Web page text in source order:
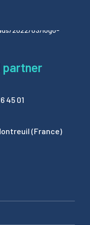
partner
45 01
(France)